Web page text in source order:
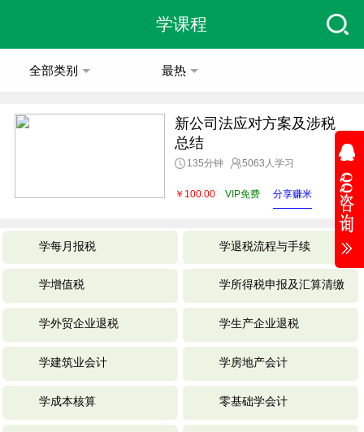
学课程
全部类别 最热
新公司法应对方案及涉税
总结
135分钟 5063人学习
￥100.00 VIP免费 分享赚米
学每月报税 学退税流程与手续
学增值税 学所得税申报及汇算清缴
学外贸企业退税 学生产企业退税
学建筑业会计 学房地产会计
学成本核算 零基础学会计